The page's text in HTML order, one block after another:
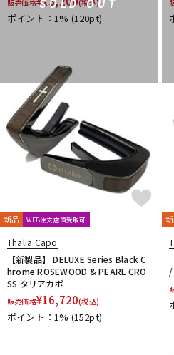
SILENT PICK
SIT
SOLID CABLES
Suhr Guitars
Switch Custom Guitars
TAYLOR
tc electronic Thalia
Thomastik-Infeld
ThroBak
TODA GUITARS
TOKAI Tom
Toneism Pickups
TonePros
TRUE DYNA
trumpet station
unknown
V-Z
VIBRAMATE
WALRUS AUDIO
Warwick
WHITEFEATHER
YAMAHA
ZAOLLA
他
SOLD OUT
販売価格 (税込)
ポイント：1% (120pt)
新品 WEB注文店頭受取可
Thalia Capo
【新製品】 DELUXE Series Black C
hrome ROSEWOOD & PEARL CRO
SS タリアカポ
販売価格¥16,720(税込)
ポイント：1% (152pt)
/